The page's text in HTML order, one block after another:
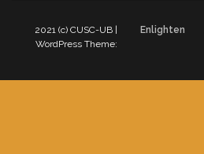
2021 (c) CUSC-UB |
WordPress Theme:
Enlighten